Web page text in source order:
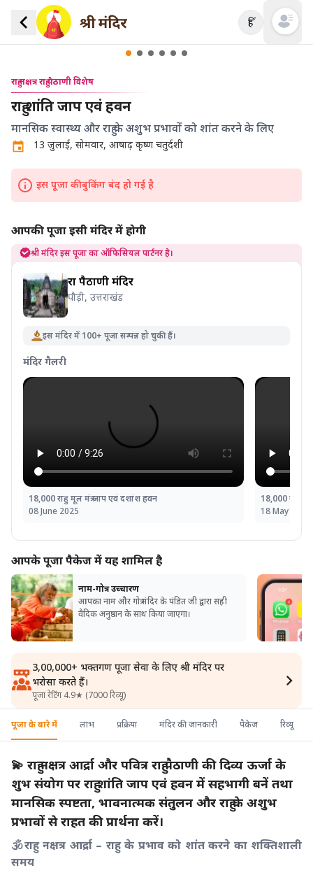
हिं Open
राहु नक्षत्र राहु पैठाणी विशेष
राहु शांति जाप एवं हवन
मानसिक स्वास्थ्य और राहु के अशुभ प्रभावों को शांत करने के लिए
13 जुलाई, सोमवार, आषाढ़ कृष्ण चतुर्दशी
इस पूजा की बुकिंग बंद हो गई है
आपकी पूजा इसी मंदिर में होगी
श्री मंदिर इस पूजा का ऑफिसियल पार्टनर है।
राहु पैठाणी मंदिर
पौड़ी, उत्तराखंड
इस मंदिर में 100+ पूजा सम्पन्न हो चुकी हैं।
मंदिर गैलरी
18,000 राहु मूल मंत्र जाप एवं दशांश हवन
08 June 2025
18,000 राहु
18 May 2025
आपके पूजा पैकेज में यह शामिल है
नाम-गोत्र उच्चारण
आपका नाम और गोत्र मंदिर के पंडित जी द्वारा सही
वैदिक अनुष्ठान के साथ किया जाएगा।
3,00,000+ भक्तगण पूजा सेवा के लिए श्री मंदिर पर
भरोसा करते हैं।
पूजा रेटिंग 4.9★ (7000 रिव्यू)
पूजा के बारे में लाभ प्रक्रिया मंदिर की जानकारी पैकेज रिव्यू
💫 राहु नक्षत्र आर्द्रा और पवित्र राहु पैठाणी की दिव्य ऊर्जा के
शुभ संयोग पर राहु शांति जाप एवं हवन में सहभागी बनें तथा
मानसिक स्पष्टता, भावनात्मक संतुलन और राहु के अशुभ
प्रभावों से राहत की प्रार्थना करें।
🕉️राहु नक्षत्र आर्द्रा – राहु के प्रभाव को शांत करने का शक्तिशाली
समय